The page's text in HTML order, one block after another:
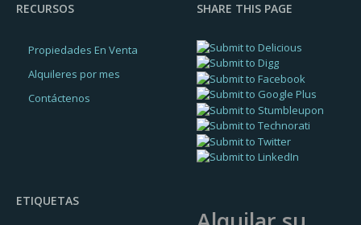
RECURSOS
Propiedades En Venta
Alquileres por mes
Contáctenos
SHARE THIS PAGE
ETIQUETAS